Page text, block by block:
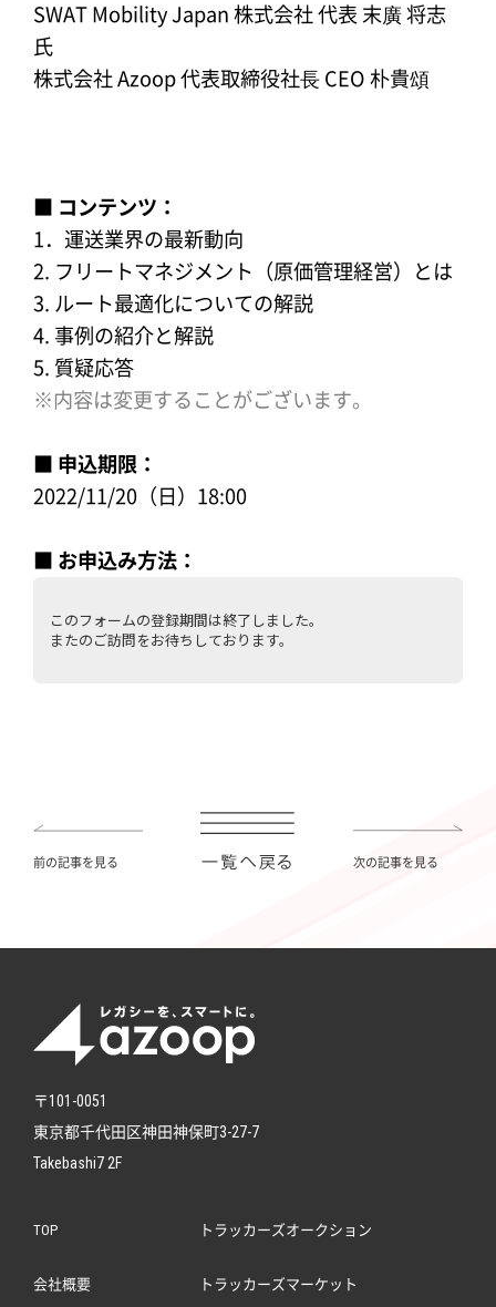
SWAT Mobility Japan 株式会社 代表 末廣 将志
氏
株式会社 Azoop 代表取締役社⻑ CEO 朴貴頌
■ コンテンツ：
1．運送業界の最新動向
2. フリートマネジメント（原価管理経営）とは
3. ルート最適化についての解説
4. 事例の紹介と解説
5. 質疑応答
※内容は変更することがございます。
■ 申込期限：
2022/11/20（日）18:00
■ お申込み方法：
前の記事を見る 次の記事を見る
〒101-0051
東京都千代田区神田神保町3-27-7
Takebashi7 2F
TOP
会社概要
トラッカーズオークション
トラッカーズマーケット